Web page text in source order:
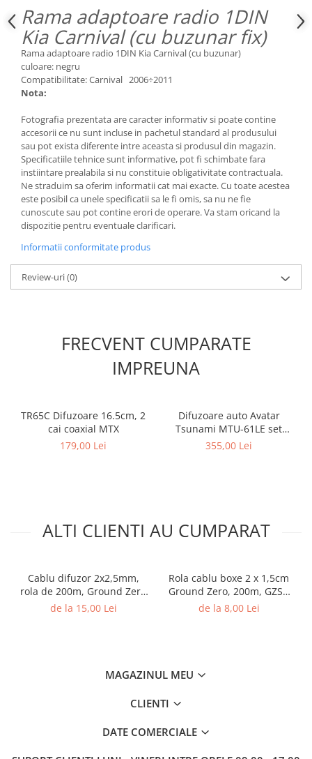
Rama adaptoare radio 1DIN
Kia Carnival (cu buzunar fix)
Rama adaptoare radio 1DIN Kia Carnival (cu buzunar)
culoare: negru
Compatibilitate: Carnival 2006÷2011
Nota:
Fotografia prezentata are caracter informativ si poate contine
accesorii ce nu sunt incluse in pachetul standard al produsului
sau pot exista diferente intre aceasta si produsul din magazin.
Specificatiile tehnice sunt informative, pot fi schimbate fara
instiintare prealabila si nu constituie obligativitate contractuala.
Ne straduim sa oferim informatii cat mai exacte. Cu toate acestea
este posibil ca unele specificatii sa le fi omis, sa nu ne fie
cunoscute sau pot contine erori de operare. Va stam oricand la
dispozitie pentru eventuale clarificari.
Informatii conformitate produs
Review-uri(0)
FRECVENT CUMPARATE
IMPREUNA
TR65C Difuzoare 16.5cm, 2
cai coaxial MTX
179,00 Lei
Difuzoare auto Avatar
Tsunami MTU-61LE set
componente, 165mm, 150W
355,00 Lei
ALTI CLIENTI AU CUMPARAT
Cablu difuzor 2x2,5mm,
rola de 200m, Ground Zero
GZSC 2-2,50X
de la 15,00 Lei
Rola cablu boxe 2 x 1,5cm
Ground Zero, 200m, GZSC
2-1.5x
de la 8,00 Lei
MAGAZINUL MEU
CLIENTI
DATE COMERCIALE